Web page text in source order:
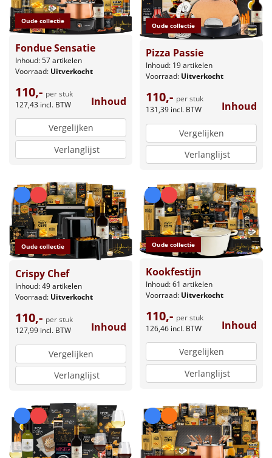
Oude collectie
Fondue Sensatie
Inhoud: 57 artikelen
Voorraad: Uitverkocht
110,- per stuk
127,43 incl. BTW Inhoud
Vergelijken
Verlanglijst
Oude collectie
Pizza Passie
Inhoud: 19 artikelen
Voorraad: Uitverkocht
110,- per stuk
131,39 incl. BTW Inhoud
Vergelijken
Verlanglijst
Oude collectie
Crispy Chef
Inhoud: 49 artikelen
Voorraad: Uitverkocht
110,- per stuk
127,99 incl. BTW Inhoud
Vergelijken
Verlanglijst
Oude collectie
Kookfestijn
Inhoud: 61 artikelen
Voorraad: Uitverkocht
110,- per stuk
126,46 incl. BTW Inhoud
Vergelijken
Verlanglijst